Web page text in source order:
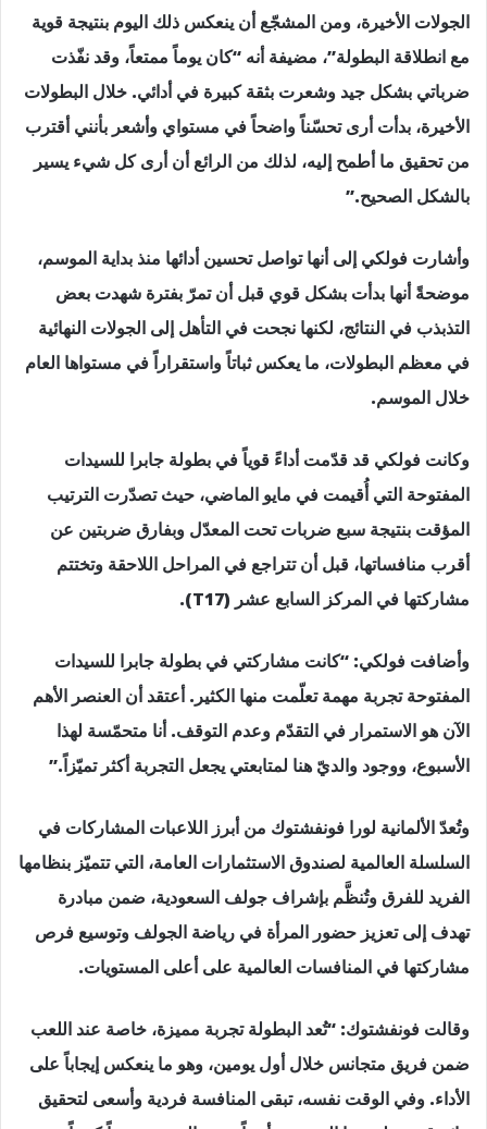
الجولات الأخيرة، ومن المشجّع أن ينعكس ذلك اليوم بنتيجة قوية
مع انطلاقة البطولة”، مضيفة أنه “كان يوماً ممتعاً، وقد نفّذت
ضرباتي بشكل جيد وشعرت بثقة كبيرة في أدائي. خلال البطولات
الأخيرة، بدأت أرى تحسّناً واضحاً في مستواي وأشعر بأنني أقترب
من تحقيق ما أطمح إليه، لذلك من الرائع أن أرى كل شيء يسير
بالشكل الصحيح.”
وأشارت فولكي إلى أنها تواصل تحسين أدائها منذ بداية الموسم،
موضحةً أنها بدأت بشكل قوي قبل أن تمرّ بفترة شهدت بعض
التذبذب في النتائج، لكنها نجحت في التأهل إلى الجولات النهائية
في معظم البطولات، ما يعكس ثباتاً واستقراراً في مستواها العام
خلال الموسم.
وكانت فولكي قد قدّمت أداءً قوياً في بطولة جابرا للسيدات
المفتوحة التي أُقيمت في مايو الماضي، حيث تصدّرت الترتيب
المؤقت بنتيجة سبع ضربات تحت المعدّل وبفارق ضربتين عن
أقرب منافساتها، قبل أن تتراجع في المراحل اللاحقة وتختتم
مشاركتها في المركز السابع عشر (T17).
وأضافت فولكي: “كانت مشاركتي في بطولة جابرا للسيدات
المفتوحة تجربة مهمة تعلّمت منها الكثير. أعتقد أن العنصر الأهم
الآن هو الاستمرار في التقدّم وعدم التوقف. أنا متحمّسة لهذا
الأسبوع، ووجود والديّ هنا لمتابعتي يجعل التجربة أكثر تميّزاً.”
وتُعدّ الألمانية لورا فونفشتوك من أبرز اللاعبات المشاركات في
السلسلة العالمية لصندوق الاستثمارات العامة، التي تتميّز بنظامها
الفريد للفرق وتُنظَّم بإشراف جولف السعودية، ضمن مبادرة
تهدف إلى تعزيز حضور المرأة في رياضة الجولف وتوسيع فرص
مشاركتها في المنافسات العالمية على أعلى المستويات.
وقالت فونفشتوك: “تُعد البطولة تجربة مميزة، خاصة عند اللعب
ضمن فريق متجانس خلال أول يومين، وهو ما ينعكس إيجاباً على
الأداء. وفي الوقت نفسه، تبقى المنافسة فردية وأسعى لتحقيق